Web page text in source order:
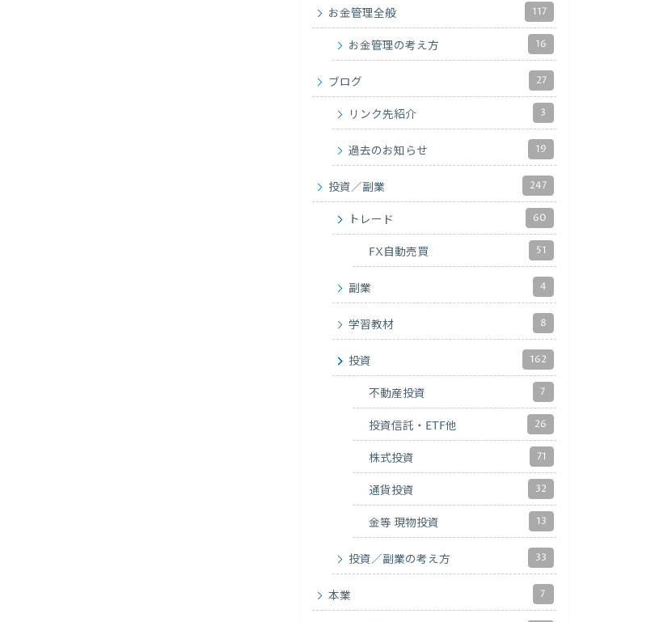
お金管理全般 117
お金管理の考え方 16
ブログ 27
リンク先紹介 3
過去のお知らせ 19
投資／副業 247
トレード 60
FX自動売買 51
副業 4
学習教材 8
投資 162
不動産投資 7
投資信託・ETF他 26
株式投資 71
通貨投資 32
金等 現物投資 13
投資／副業の考え方 33
本業 7